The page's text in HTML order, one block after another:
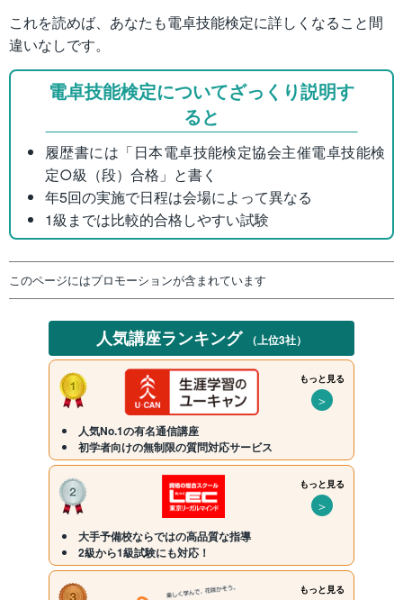
これを読めば、あなたも電卓技能検定に詳しくなること間
違いなしです。
電卓技能検定についてざっくり説明す
ると
履歴書には「日本電卓技能検定協会主催電卓技能検
定○級（段）合格」と書く
年5回の実施で日程は会場によって異なる
1級までは比較的合格しやすい試験
このページにはプロモーションが含まれています
人気講座ランキング （上位3社）
もっと見る
＞
人気No.1の有名通信講座
初学者向けの無制限の質問対応サービス
もっと見る
＞
大手予備校ならではの高品質な指導
2級から1級試験にも対応！
もっと見る